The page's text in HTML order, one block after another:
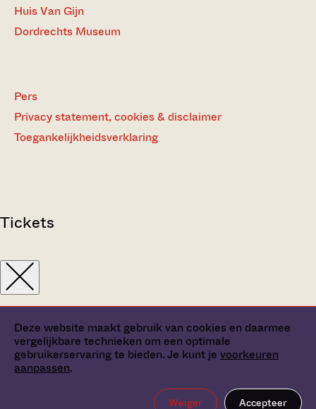
Deze website maakt gebruik van cookies en daarmee
vergelijkbare technieken om een optimale
gebruikerservaring te bieden. Je kunt je voorkeuren
aanpassen.
Weiger Accepteer
Huis Van Gijn
Dordrechts Museum
Pers
Privacy statement, cookies & disclaimer
Toegankelijkheidsverklaring
Tickets